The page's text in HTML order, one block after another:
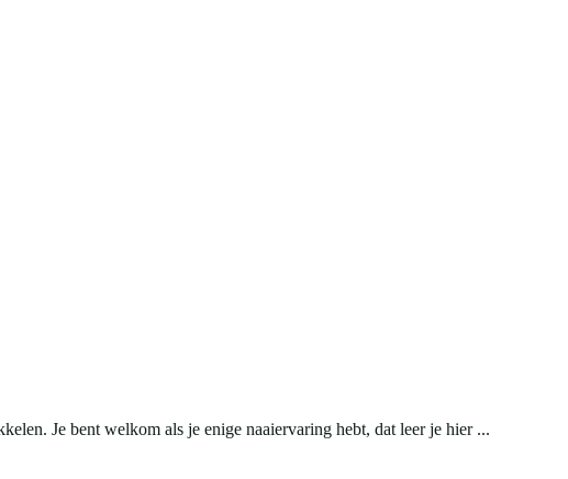
Je bent welkom als je enige naaiervaring hebt, dat leer je hier ...